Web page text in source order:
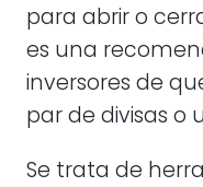
para abrir o
es una
inversores de
par de divisas o
Se trata de